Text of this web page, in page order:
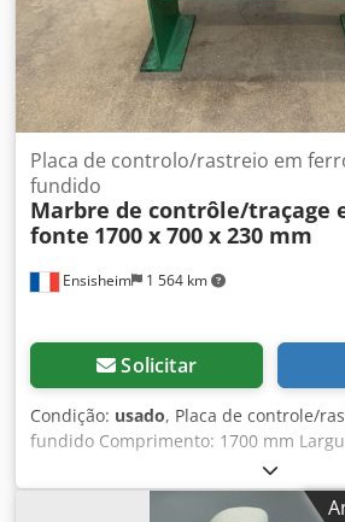
Ensisheim 1 564 km
Placa de controlo/rastreio em
fundido
Marbre de contrôle/traçage
fonte 1700 x 700 x 230 mm
Solicitar
Condição: usado, Placa de controle/
fundido Comprimento: 1700 mm
Espessura: 230 mm Dcsdpfjzqzy Dox
940 mm Peso: 0,8 t